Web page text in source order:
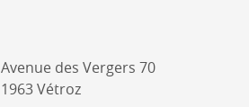
Avenue des Vergers 70
1963 Vétroz